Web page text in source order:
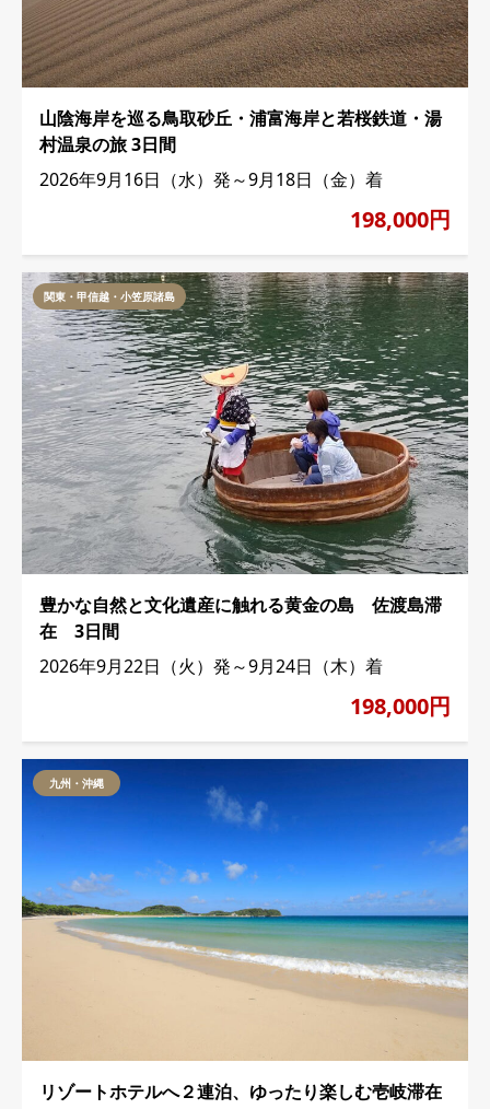
山陰海岸を巡る鳥取砂丘・浦富海岸と若桜鉄道・湯
村温泉の旅 3日間
2026年9月16日（水）発～9月18日（金）着
198,000円
関東・甲信越・小笠原諸島
豊かな自然と文化遺産に触れる黄金の島 佐渡島滞
在 3日間
2026年9月22日（火）発～9月24日（木）着
198,000円
九州・沖縄
リゾートホテルへ２連泊、ゆったり楽しむ壱岐滞在